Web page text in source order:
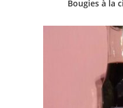
Bougies à la